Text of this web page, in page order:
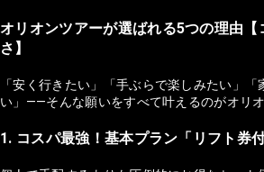
オリオンツアーが選ばれる5つの理由【
さ】
「安く行きたい」「手ぶらで楽しみたい」
い」——そんな願いをすべて叶えるのがオリオ
1. コスパ最強！基本プラン「リフト券